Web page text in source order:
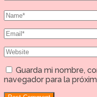
Guarda mi nombre,
navegador para la